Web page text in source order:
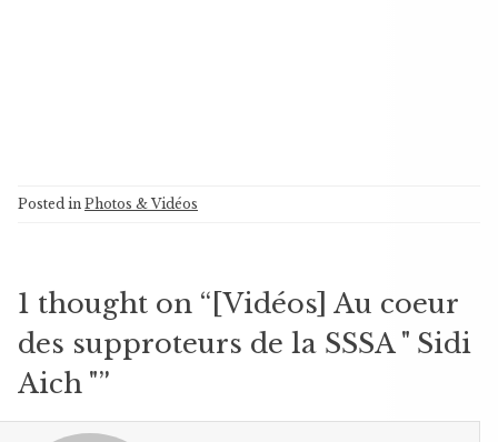
Posted in Photos & Vidéos
1 thought on “ [Vidéos] Au coeur
des supproteurs de la SSSA " Sidi
Aich "”